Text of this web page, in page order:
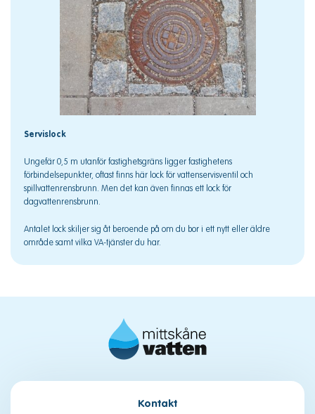
Servislock
Ungefär 0,5 m utanför fastighetsgräns ligger fastighetens
förbindelsepunkter, oftast finns här lock för vattenservisventil och
spillvattenrensbrunn. Men det kan även finnas ett lock för
dagvattenrensbrunn.
Antalet lock skiljer sig åt beroende på om du bor i ett nytt eller äldre
område samt vilka VA-tjänster du har.
Kontakt